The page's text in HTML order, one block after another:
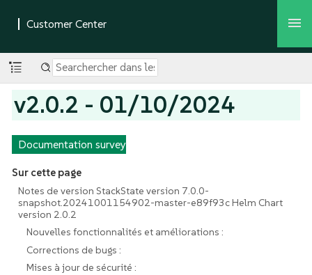
v2.0.2 - 01/10/2024
Documentation survey
Sur cette page
Notes de version StackState version 7.0.0-
snapshot.20241001154902-master-e89f93c Helm Chart
version 2.0.2
Nouvelles fonctionnalités et améliorations :
Corrections de bugs :
Mises à jour de sécurité :